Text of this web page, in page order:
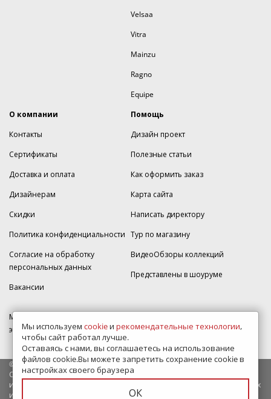
Velsaa
Vitra
Mainzu
Ragno
Equipe
О компании
Контакты
Сертификаты
Доставка и оплата
Дизайнерам
Скидки
Политика конфиденциальности
Согласие на обработку
персональных данных
Вакансии
Помощь
Дизайн проект
Полезные статьи
Как оформить заказ
Карта сайта
Написать директору
Тур по магазину
ВидеоОбзоры коллекций
Представлены в шоуруме
МКАД 2км внешняя сторона, д. 2, ТРЦ "Шоколад" (РИО) Реутов, -1
этаж, магазин Плитка-SDVK.
© 2009—2026 г. Все права защищены
Обращаем Ваше внимание на то, что данный интернет-сайт носит
исключительно информационный характер и ни при каких условиях
информационные материалы и цены, размещенные на сайте, не
Мы используем cookieи рекомендательные технологии,
чтобы сайт работал лучше.
Оставаясь с нами, вы соглашаетесь на использование
файлов cookie.Вы можете запретить сохранение cookie в
настройках своего браузера
ОК